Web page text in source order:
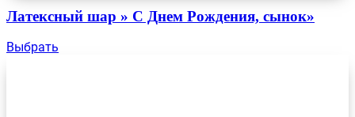
Латексный шар » С Днем Рождения, сынок»
Выбрать